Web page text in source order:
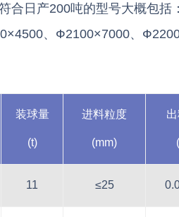
合日产200吨的型号大概包括
、Ф2100×7000、
装球量
(t)
进料粒度
(mm)
11 ≤25